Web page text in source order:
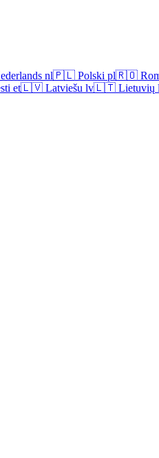
nl🇵🇱 Polski pl🇷🇴
et🇱🇻 Latviešu lv🇱🇹 Lietuvių